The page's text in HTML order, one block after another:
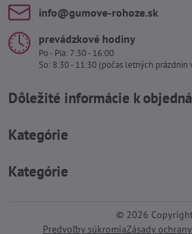
info​@gumove-rohoze​.sk
prevádzkové hodiny
Po - Pia: 7:30 - 16:00
So: 8:30 - 11:30 (počas letných prázdnin
Dôležité informácie k
Kategórie
Kategórie
© 2026 Copyright
Predvoľby súkromiaZásady